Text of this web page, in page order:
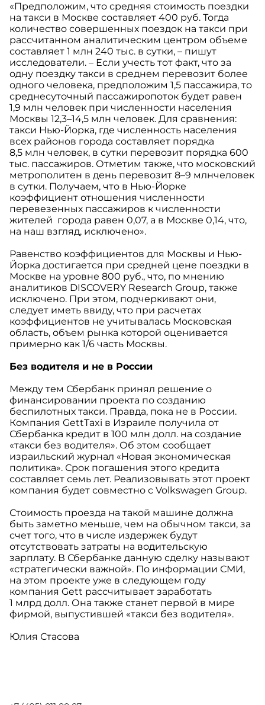
«Предположим, что средняя стоимость поездки
на такси в Москве составляет 400 руб. Тогда
количество совершенных поездок на такси при
рассчитанном аналитическим центром объеме
составляет 1 млн 240 тыс. в сутки, – пишут
исследователи. – Если учесть тот факт, что за
одну поездку такси в среднем перевозит более
одного человека, предположим 1,5 пассажира, то
среднесуточный пассажиропоток будет равен
1,9 млн человек при численности населения
Москвы 12,3–14,5 млн человек. Для сравнения:
такси Нью-Йорка, где численность населения
всех районов города составляет порядка
8,5 млн человек, в сутки перевозит порядка 600
тыс. пассажиров. Отметим также, что московский
метрополитен в день перевозит 8–9 млнчеловек
в сутки. Получаем, что в Нью-Йорке
коэффициент отношения численности
перевезенных пассажиров к численности
жителей города равен 0,07, а в Москве 0,14, что,
на наш взгляд, исключено».
Равенство коэффициентов для Москвы и Нью-
Йорка достигается при средней цене поездки в
Москве на уровне 800 руб., что, по мнению
аналитиков DISCOVERY Research Group, также
исключено. При этом, подчеркивают они,
следует иметь ввиду, что при расчетах
коэффициентов не учитывалась Московская
область, объем рынка которой оценивается
примерно как 1/6 часть Москвы.
Без водителя и не в России
Между тем Сбербанк принял решение о
финансировании проекта по созданию
беспилотных такси. Правда, пока не в России.
Компания GettTaxi в Израиле получила от
Сбербанка кредит в 100 млн долл. на создание
«такси без водителя». Об этом сообщает
израильский журнал «Новая экономическая
политика». Срок погашения этого кредита
составляет семь лет. Реализовывать этот проект
компания будет совместно с Volkswagen Group.
Стоимость проезда на такой машине должна
быть заметно меньше, чем на обычном такси, за
счет того, что в числе издержек будут
отсутствовать затраты на водительскую
зарплату. В Сбербанке данную сделку называют
«стратегически важной». По информации СМИ,
на этом проекте уже в следующем году
компания Gett рассчитывает заработать
1 млрд долл. Она также станет первой в мире
фирмой, выпустившей «такси без водителя».
Юлия Стасова